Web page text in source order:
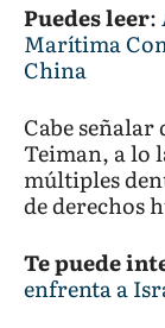
Puedes leer:
Marítima
China
Cabe señalar
Teiman, a lo
múltiples
de derechos
Te puede
enfrenta a